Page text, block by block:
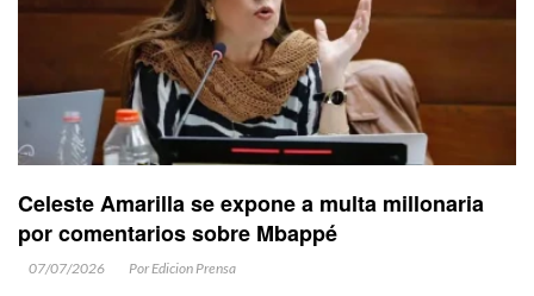
Celeste Amarilla se expone a multa millonaria
por comentarios sobre Mbappé
07/07/2026 Por Edicion Prensa